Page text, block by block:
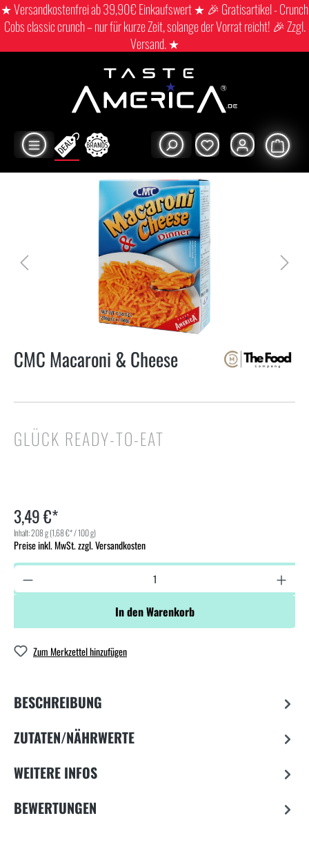
★ Versandkostenfrei ab 39,90€ Einkaufswert ★ 🎉 Gratisartikel - Crunch
Cobs classic crunch – nur für kurze Zeit, solange der Vorrat reicht! 🎉 Zzgl.
Versand. ★
CMC Macaroni & Cheese
GLÜCK READY-TO-EAT
3,49 €*
Inhalt:208 g(1,68 €* / 100 g)
Preise inkl. MwSt. zzgl. Versandkosten
In den Warenkorb
Zum Merkzettel hinzufügen
BESCHREIBUNG
ZUTATEN/NÄHRWERTE
WEITERE INFOS
BEWERTUNGEN